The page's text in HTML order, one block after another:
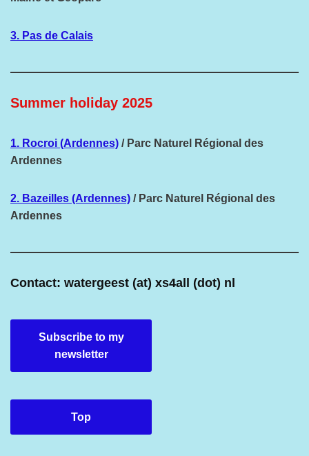
3. Pas de Calais
Summer holiday 2025
1. Rocroi (Ardennes) / Parc Naturel Régional des
Ardennes
2. Bazeilles (Ardennes) / Parc Naturel Régional des
Ardennes
Contact: watergeest (at) xs4all (dot) nl
Subscribe to my
newsletter
Top